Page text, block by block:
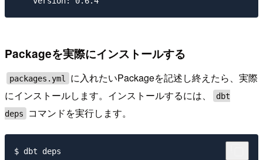
Packageを実際にインストールする
packages.yml
に入れたいPackageを記述し終えたら、実際
にインストールします。インストールするには、
dbt
deps
コマンドを実行します。
$ dbt deps